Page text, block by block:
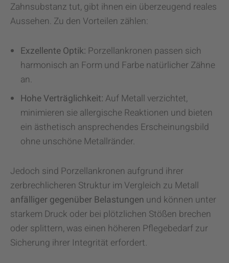
Zahnsubstanz tut, gibt ihnen ein überzeugend reales
Aussehen. Zu den Vorteilen zählen:
Exzellente Optik: Porzellankronen passen sich
harmonisch an Form und Farbe natürlicher Zähne
an.
Hohe Verträglichkeit: Auf Metall verzichtet,
minimieren sie allergische Reaktionen und bieten
ein ästhetisch ansprechendes Erscheinungsbild
ohne unschöne Metallränder.
Jedoch sind Porzellankronen aufgrund ihrer
zerbrechlicheren Struktur im Vergleich zu Metall
anfälliger gegenüber Belastungen und können unter
starkem Druck oder bei plötzlichen Stößen brechen
oder splittern, was einen höheren Pflegebedarf zur
Sicherung ihrer Integrität erfordert.